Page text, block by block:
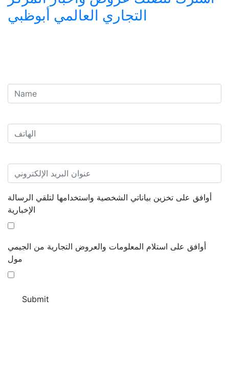
التجاري العالمي أبوظبي
أوافق على تخزين بياناتي الشخصية واستخدامها لتلقي الرسالة
الإخبارية
أوافق على استلام المعلومات والعروض التجارية من الجيمي
مول